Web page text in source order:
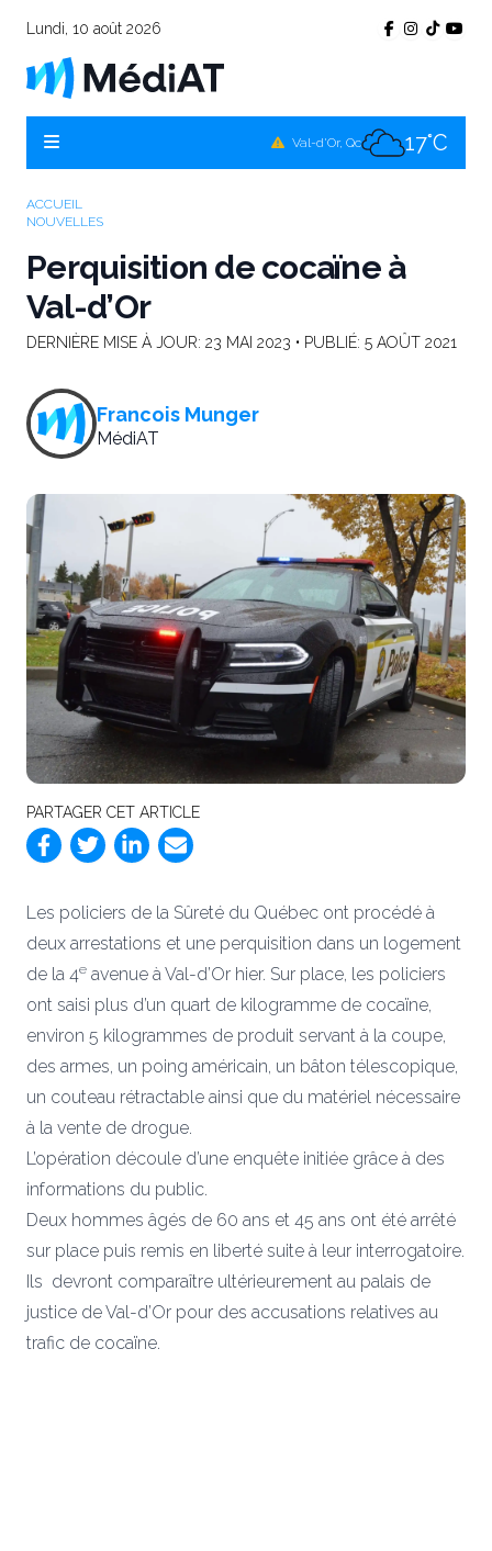
Lundi, 10 août 2026
Val-d'Or, Qc 17°C
ACCUEIL
NOUVELLES
Perquisition de cocaïne à
Val-d’Or
DERNIÈRE MISE À JOUR: 23 MAI 2023 • PUBLIÉ: 5 AOÛT 2021
Francois Munger
MédiAT
PARTAGER CET ARTICLE
Les policiers de la Sûreté du Québec ont procédé à
deux arrestations et une perquisition dans un logement
de la 4e avenue à Val-d’Or hier. Sur place, les policiers
ont saisi plus d’un quart de kilogramme de cocaïne,
environ 5 kilogrammes de produit servant à la coupe,
des armes, un poing américain, un bâton télescopique,
un couteau rétractable ainsi que du matériel nécessaire
à la vente de drogue.
L’opération découle d’une enquête initiée grâce à des
informations du public.
Deux hommes âgés de 60 ans et 45 ans ont été arrêté
sur place puis remis en liberté suite à leur interrogatoire.
Ils devront comparaître ultérieurement au palais de
justice de Val-d’Or pour des accusations relatives au
trafic de cocaïne.